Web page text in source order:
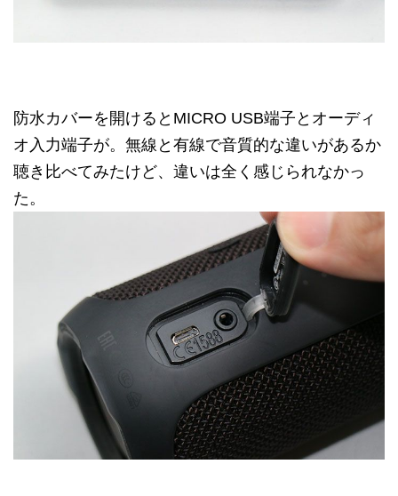
防水カバーを開けるとMICRO USB端子とオーディ
オ入力端子が。無線と有線で音質的な違いがあるか
聴き比べてみたけど、違いは全く感じられなかっ
た。